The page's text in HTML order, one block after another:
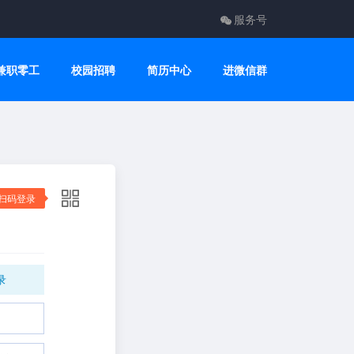
服务号
职零工 校园招聘 简历中心 进微信群
码登录